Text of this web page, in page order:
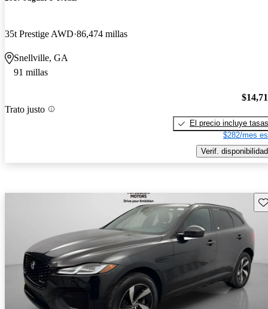
35t Prestige AWD 86,474 millas
Snellville, GA
91 millas
Trato justo
El precio incluye tasas
$282/mes
Verif. disponibilidad